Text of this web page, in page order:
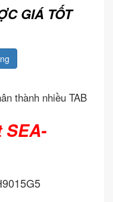
GIÁ TỐT
thành nhiều TAB
SEA-